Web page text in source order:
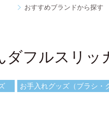
おすすめブランドから探す
フルスリッ
お手入れグッズ（ブラシ・